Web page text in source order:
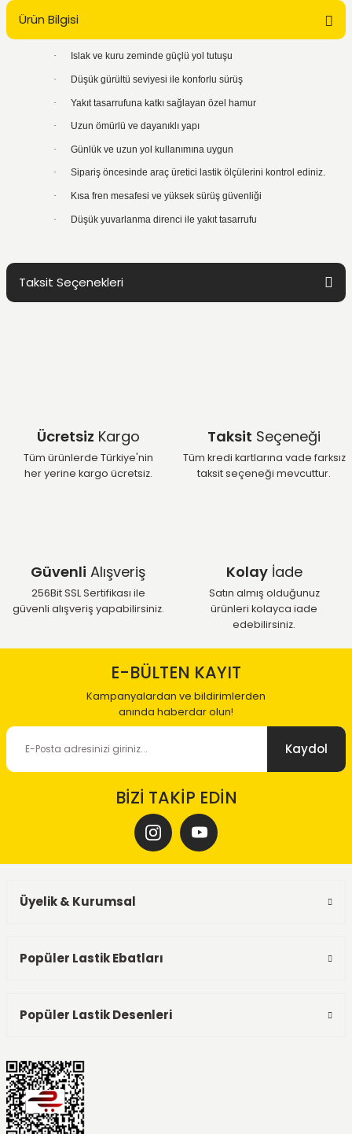
Ürün Bilgisi
· Islak ve kuru zeminde güçlü yol tutuşu
· Düşük gürültü seviyesi ile konforlu sürüş
· Yakıt tasarrufuna katkı sağlayan özel hamur
· Uzun ömürlü ve dayanıklı yapı
· Günlük ve uzun yol kullanımına uygun
· Sipariş öncesinde araç üretici lastik ölçülerini kontrol ediniz.
· Kısa fren mesafesi ve yüksek sürüş güvenliği
· Düşük yuvarlanma direnci ile yakıt tasarrufu
Taksit Seçenekleri
Ücretsiz Kargo
Tüm ürünlerde Türkiye'nin
her yerine kargo ücretsiz.
Taksit Seçeneği
Tüm kredi kartlarına vade farksız
taksit seçeneği mevcuttur.
Güvenli Alışveriş
256Bit SSL Sertifikası ile
güvenli alışveriş yapabilirsiniz.
Kolayİade
Satın almış olduğunuz
ürünleri kolayca iade
edebilirsiniz.
E-BÜLTEN KAYIT
Kampanyalardan ve bildirimlerden
anında haberdar olun!
Kaydol
BİZİ TAKİP EDİN
Üyelik & Kurumsal
Popüler Lastik Ebatları
Popüler Lastik Desenleri